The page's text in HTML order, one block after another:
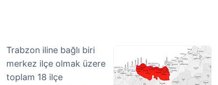
Trabzon iline bağlı biri
merkez ilçe olmak üzere
toplam 18 ilçe